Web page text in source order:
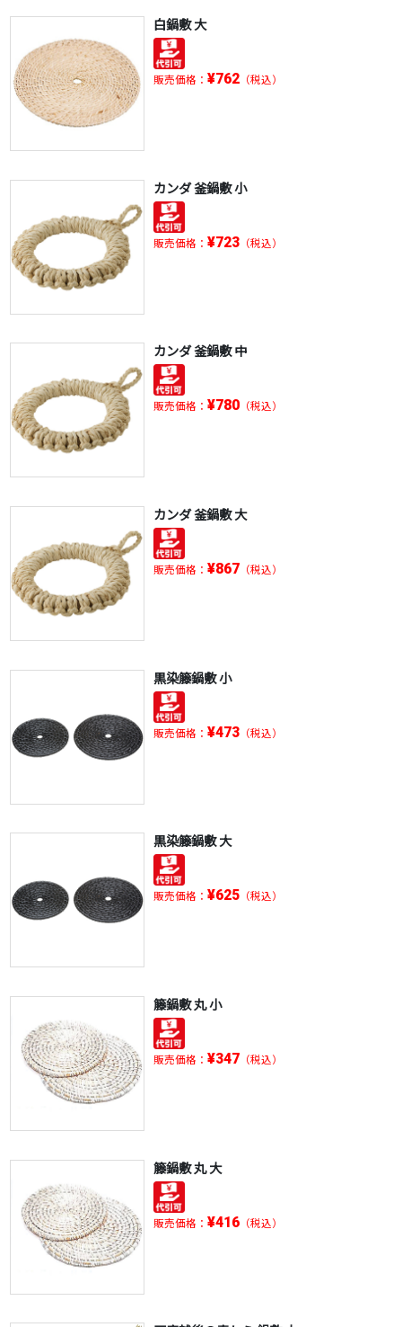
白鍋敷 大
販売価格： ¥762（税込）
カンダ 釜鍋敷 小
販売価格： ¥723（税込）
カンダ 釜鍋敷 中
販売価格： ¥780（税込）
カンダ 釜鍋敷 大
販売価格： ¥867（税込）
黒染籐鍋敷 小
販売価格： ¥473（税込）
黒染籐鍋敷 大
販売価格： ¥625（税込）
籐鍋敷 丸 小
販売価格： ¥347（税込）
籐鍋敷 丸 大
販売価格： ¥416（税込）